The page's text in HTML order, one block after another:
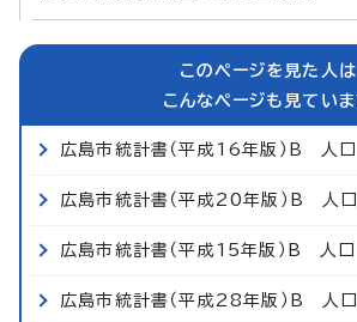
このページを見た人は
こんなページも見ていま
広島市統計書（平成16年版）B 人口
広島市統計書（平成20年版）B 人口
広島市統計書（平成15年版）B 人口
広島市統計書（平成28年版）B 人口